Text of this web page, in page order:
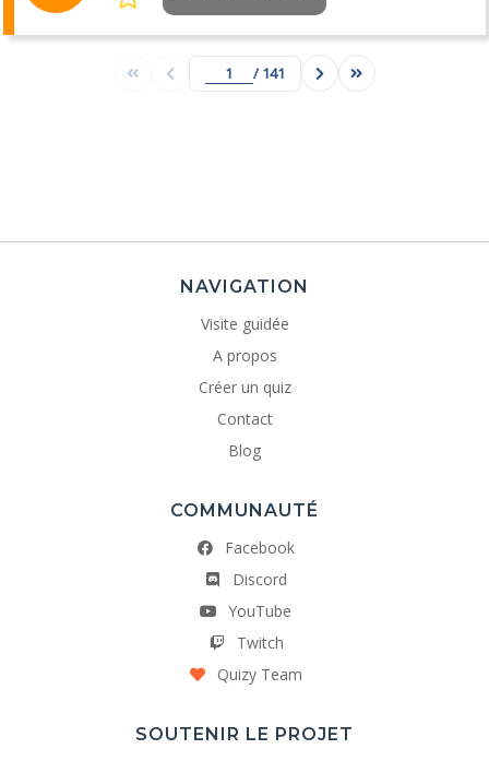
/ 141
NAVIGATION
Visite guidée
A propos
Créer un quiz
Contact
Blog
COMMUNAUTÉ
Facebook
Discord
YouTube
Twitch
Quizy Team
SOUTENIR LE PROJET